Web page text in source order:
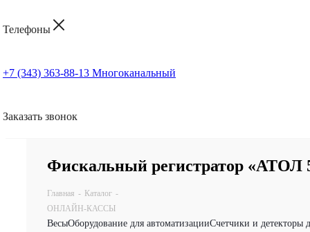
Телефоны
+7 (343) 363-88-13 Многоканальный
Заказать звонок
Фискальный регистратор «АТОЛ
Главная - Каталог -
ОНЛАЙН-КАССЫ
ВесыОборудование для автоматизацииСчетчики и детекторы